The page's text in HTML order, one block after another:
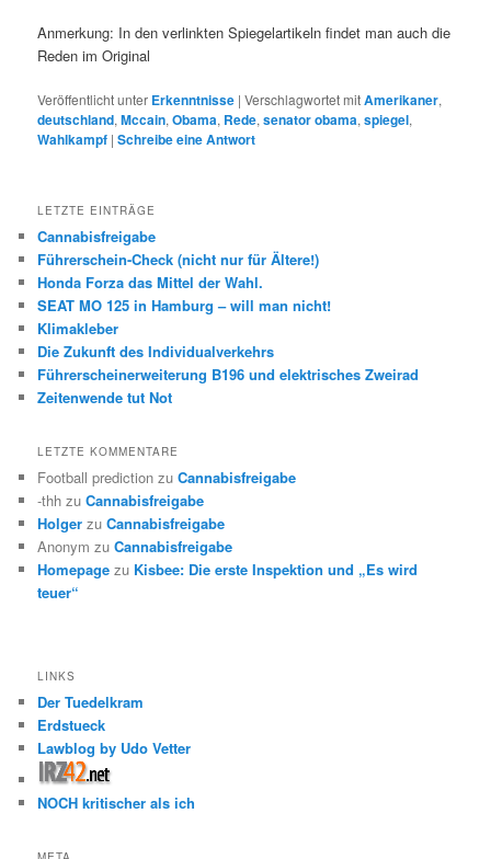
Anmerkung: In den verlinkten Spiegelartikeln findet man auch die
Reden im Original
Veröffentlicht unter Erkenntnisse |Verschlagwortet mitAmerikaner,
deutschland,Mccain,Obama, Rede,senator obama,spiegel,
Wahlkampf |Schreibe eine Antwort
LETZTE EINTRÄGE
Cannabisfreigabe
Führerschein-Check (nicht nur für Ältere!)
Honda Forza das Mittel der Wahl.
SEAT MO 125 in Hamburg – will man nicht!
Klimakleber
Die Zukunft des Individualverkehrs
Führerscheinerweiterung B196 und elektrisches Zweirad
Zeitenwende tut Not
LETZTE KOMMENTARE
Football prediction zuCannabisfreigabe
-thh zuCannabisfreigabe
Holger zuCannabisfreigabe
Anonym zuCannabisfreigabe
Homepage zu Kisbee: Die erste Inspektion und „Es wird
teuer“
LINKS
Der Tuedelkram
Erdstueck
Lawblog by Udo Vetter
NOCH kritischer als ich